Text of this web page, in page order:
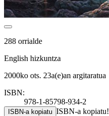
288 orrialde
English hizkuntza
2000ko ots. 23a(e)an argitaratua
ISBN:
978-1-85798-934-2
ISBN-a kopiatu ISBN-a kopiatu!